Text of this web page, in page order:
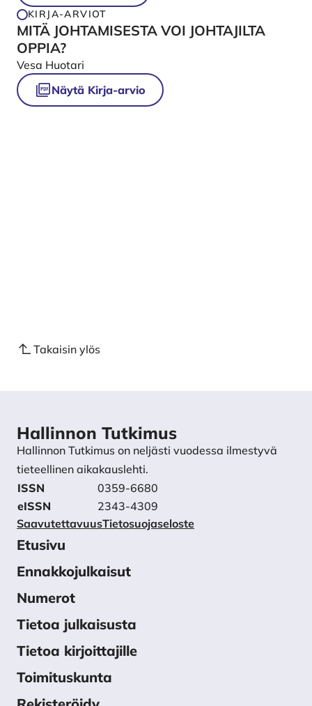
KIRJA-ARVIOT
MITÄ JOHTAMISESTA VOI JOHTAJILTA
OPPIA?
Vesa Huotari
Näytä Kirja-arvio
Takaisin ylös
Hallinnon Tutkimus
Hallinnon Tutkimus on neljästi vuodessa ilmestyvä
tieteellinen aikakauslehti.
ISSN
0359-6680
eISSN
2343-4309
SaavutettavuusTietosuojaseloste
Etusivu
Ennakkojulkaisut
Numerot
Tietoa julkaisusta
Tietoa kirjoittajille
Toimituskunta